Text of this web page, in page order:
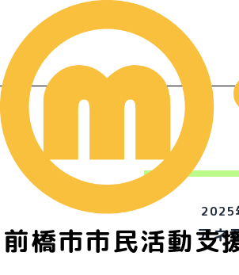
前橋市市民活動支
2025
アネ